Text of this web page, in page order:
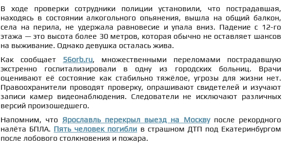
В ходе проверки сотрудники полиции установили, что пострадавшая,
находясь в состоянии алкогольного опьянения, вышла на общий балкон,
села на перила, не удержала равновесие и упала вниз. Падение с 12-го
этажа — это высота более 30 метров, которая обычно не оставляет шансов
на выживание. Однако девушка осталась жива.
Как сообщает 56orb.ru, множественными переломами пострадавшую
экстренно госпитализировали в одну из городских больниц. Врачи
оценивают её состояние как стабильно тяжёлое, угрозы для жизни нет.
Правоохранители проводят проверку, опрашивают свидетелей и изучают
записи камер видеонаблюдения. Следователи не исключают различных
версий произошедшего.
Напомним, что Ярославль перекрыл выезд на Москвупосле рекордного
налёта БПЛА. Пять человек погибли в страшном ДТП под Екатеринбургом
после лобового столкновения и пожара.